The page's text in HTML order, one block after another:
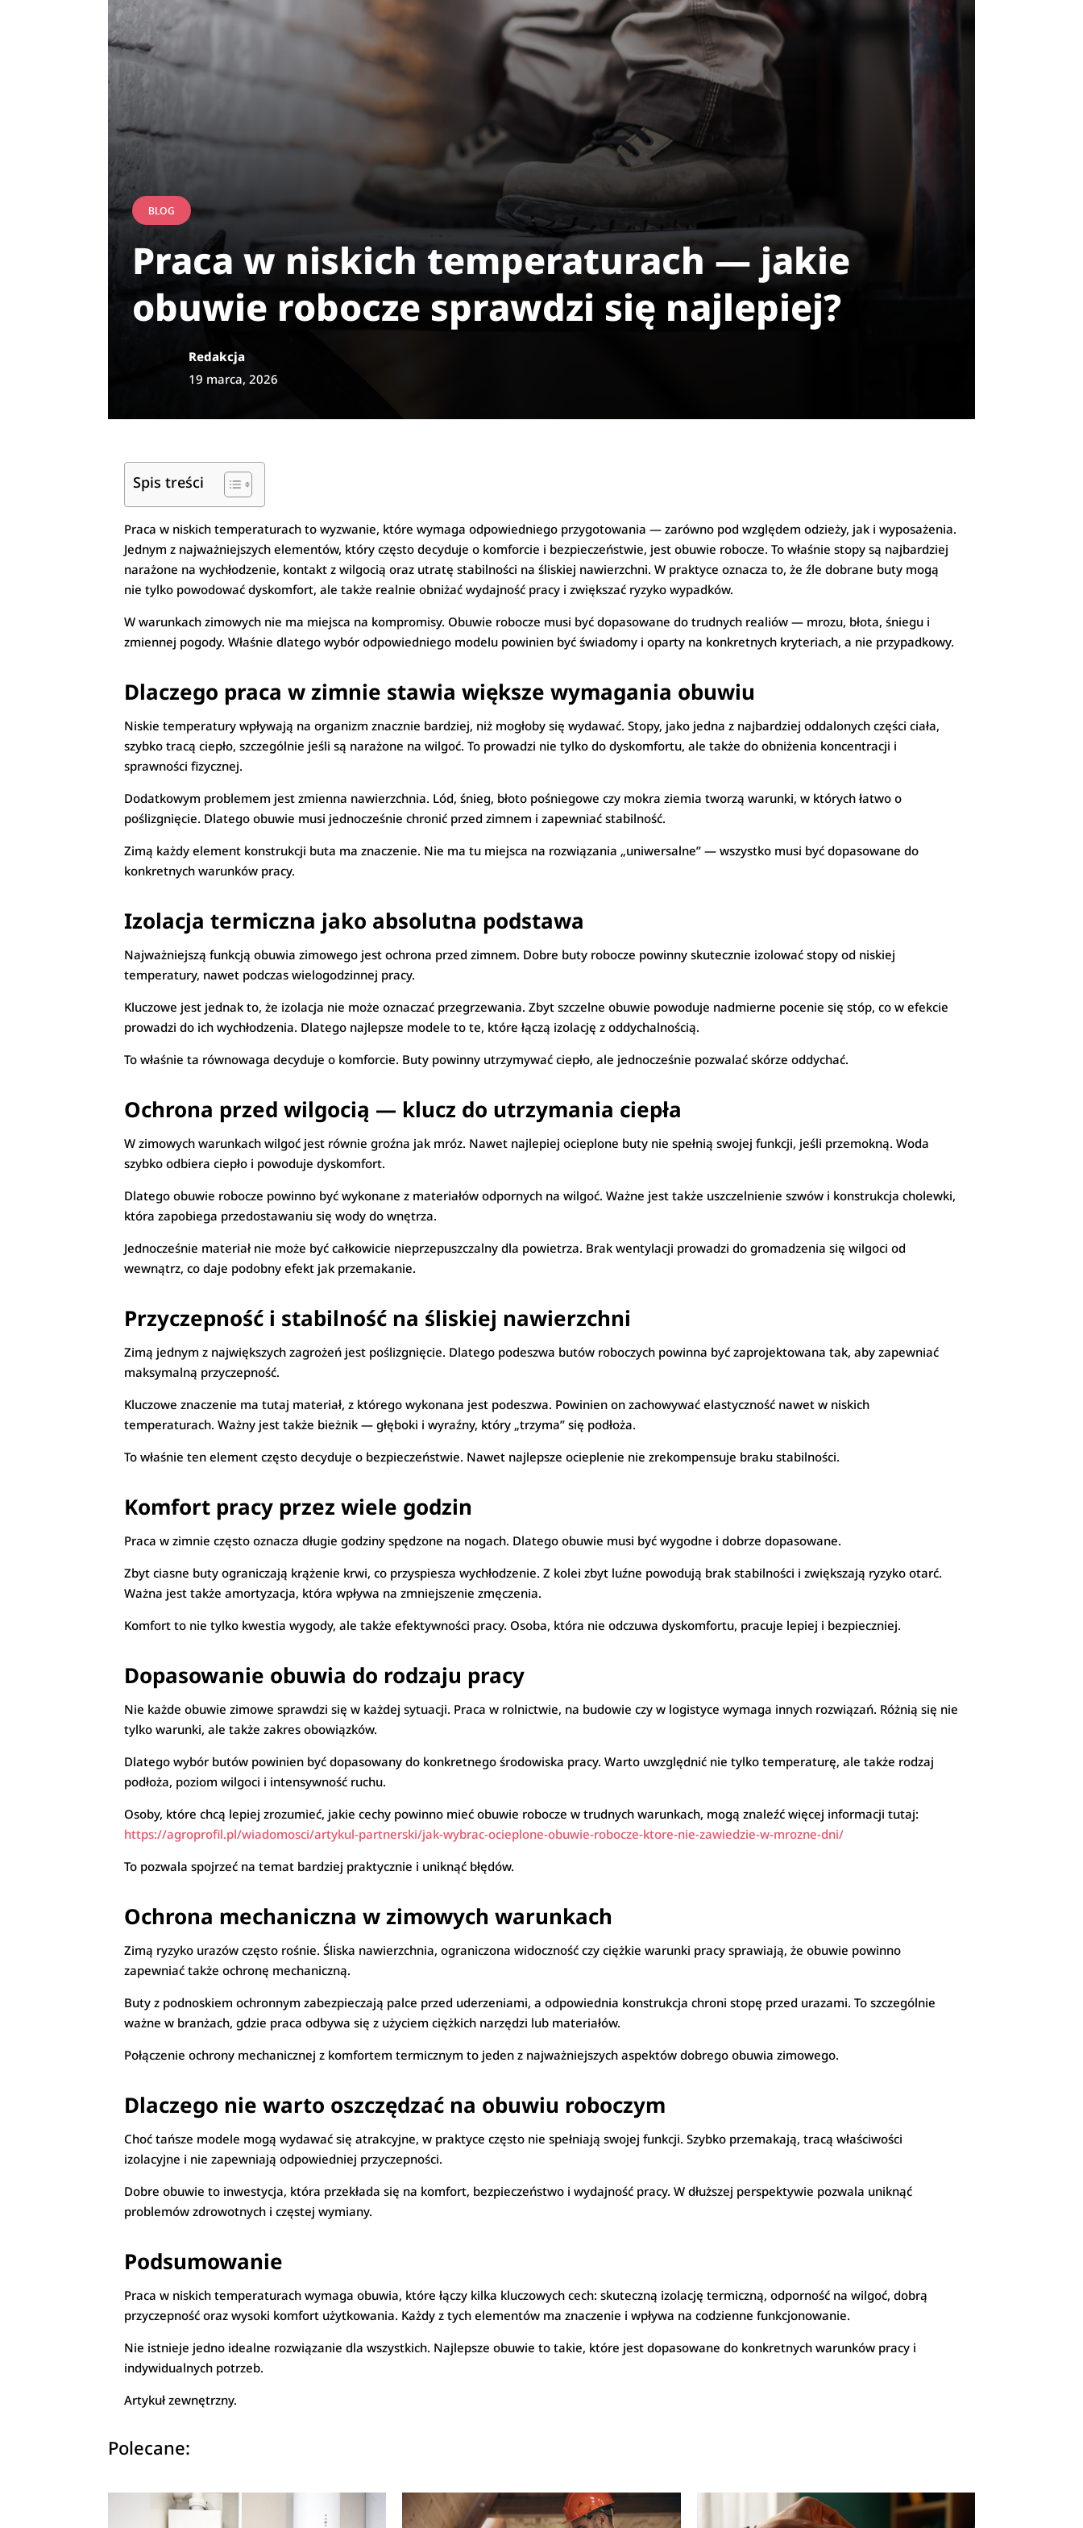
BLOG
Praca w niskich temperaturach — jakie
obuwie robocze sprawdzi się najlepiej?
Redakcja
19 marca, 2026
Spis treści
Praca w niskich temperaturach to wyzwanie, które wymaga odpowiedniego przygotowania — zarówno pod względem odzieży, jak i wyposażenia.
Jednym z najważniejszych elementów, który często decyduje o komforcie i bezpieczeństwie, jest obuwie robocze. To właśnie stopy są najbardziej
narażone na wychłodzenie, kontakt z wilgocią oraz utratę stabilności na śliskiej nawierzchni. W praktyce oznacza to, że źle dobrane buty mogą
nie tylko powodować dyskomfort, ale także realnie obniżać wydajność pracy i zwiększać ryzyko wypadków.
W warunkach zimowych nie ma miejsca na kompromisy. Obuwie robocze musi być dopasowane do trudnych realiów — mrozu, błota, śniegu i
zmiennej pogody. Właśnie dlatego wybór odpowiedniego modelu powinien być świadomy i oparty na konkretnych kryteriach, a nie przypadkowy.
Dlaczego praca w zimnie stawia większe wymagania obuwiu
Niskie temperatury wpływają na organizm znacznie bardziej, niż mogłoby się wydawać. Stopy, jako jedna z najbardziej oddalonych części ciała,
szybko tracą ciepło, szczególnie jeśli są narażone na wilgoć. To prowadzi nie tylko do dyskomfortu, ale także do obniżenia koncentracji i
sprawności fizycznej.
Dodatkowym problemem jest zmienna nawierzchnia. Lód, śnieg, błoto pośniegowe czy mokra ziemia tworzą warunki, w których łatwo o
poślizgnięcie. Dlatego obuwie musi jednocześnie chronić przed zimnem i zapewniać stabilność.
Zimą każdy element konstrukcji buta ma znaczenie. Nie ma tu miejsca na rozwiązania „uniwersalne” — wszystko musi być dopasowane do
konkretnych warunków pracy.
Izolacja termiczna jako absolutna podstawa
Najważniejszą funkcją obuwia zimowego jest ochrona przed zimnem. Dobre buty robocze powinny skutecznie izolować stopy od niskiej
temperatury, nawet podczas wielogodzinnej pracy.
Kluczowe jest jednak to, że izolacja nie może oznaczać przegrzewania. Zbyt szczelne obuwie powoduje nadmierne pocenie się stóp, co w efekcie
prowadzi do ich wychłodzenia. Dlatego najlepsze modele to te, które łączą izolację z oddychalnością.
To właśnie ta równowaga decyduje o komforcie. Buty powinny utrzymywać ciepło, ale jednocześnie pozwalać skórze oddychać.
Ochrona przed wilgocią — klucz do utrzymania ciepła
W zimowych warunkach wilgoć jest równie groźna jak mróz. Nawet najlepiej ocieplone buty nie spełnią swojej funkcji, jeśli przemokną. Woda
szybko odbiera ciepło i powoduje dyskomfort.
Dlatego obuwie robocze powinno być wykonane z materiałów odpornych na wilgoć. Ważne jest także uszczelnienie szwów i konstrukcja cholewki,
która zapobiega przedostawaniu się wody do wnętrza.
Jednocześnie materiał nie może być całkowicie nieprzepuszczalny dla powietrza. Brak wentylacji prowadzi do gromadzenia się wilgoci od
wewnątrz, co daje podobny efekt jak przemakanie.
Przyczepność i stabilność na śliskiej nawierzchni
Zimą jednym z największych zagrożeń jest poślizgnięcie. Dlatego podeszwa butów roboczych powinna być zaprojektowana tak, aby zapewniać
maksymalną przyczepność.
Kluczowe znaczenie ma tutaj materiał, z którego wykonana jest podeszwa. Powinien on zachowywać elastyczność nawet w niskich
temperaturach. Ważny jest także bieżnik — głęboki i wyraźny, który „trzyma” się podłoża.
To właśnie ten element często decyduje o bezpieczeństwie. Nawet najlepsze ocieplenie nie zrekompensuje braku stabilności.
Komfort pracy przez wiele godzin
Praca w zimnie często oznacza długie godziny spędzone na nogach. Dlatego obuwie musi być wygodne i dobrze dopasowane.
Zbyt ciasne buty ograniczają krążenie krwi, co przyspiesza wychłodzenie. Z kolei zbyt luźne powodują brak stabilności i zwiększają ryzyko otarć.
Ważna jest także amortyzacja, która wpływa na zmniejszenie zmęczenia.
Komfort to nie tylko kwestia wygody, ale także efektywności pracy. Osoba, która nie odczuwa dyskomfortu, pracuje lepiej i bezpieczniej.
Dopasowanie obuwia do rodzaju pracy
Nie każde obuwie zimowe sprawdzi się w każdej sytuacji. Praca w rolnictwie, na budowie czy w logistyce wymaga innych rozwiązań. Różnią się nie
tylko warunki, ale także zakres obowiązków.
Dlatego wybór butów powinien być dopasowany do konkretnego środowiska pracy. Warto uwzględnić nie tylko temperaturę, ale także rodzaj
podłoża, poziom wilgoci i intensywność ruchu.
Osoby, które chcą lepiej zrozumieć, jakie cechy powinno mieć obuwie robocze w trudnych warunkach, mogą znaleźć więcej informacji tutaj:
https://agroprofil.pl/wiadomosci/artykul-partnerski/jak-wybrac-ocieplone-obuwie-robocze-ktore-nie-zawiedzie-w-mrozne-dni/
To pozwala spojrzeć na temat bardziej praktycznie i uniknąć błędów.
Ochrona mechaniczna w zimowych warunkach
Zimą ryzyko urazów często rośnie. Śliska nawierzchnia, ograniczona widoczność czy ciężkie warunki pracy sprawiają, że obuwie powinno
zapewniać także ochronę mechaniczną.
Buty z podnoskiem ochronnym zabezpieczają palce przed uderzeniami, a odpowiednia konstrukcja chroni stopę przed urazami. To szczególnie
ważne w branżach, gdzie praca odbywa się z użyciem ciężkich narzędzi lub materiałów.
Połączenie ochrony mechanicznej z komfortem termicznym to jeden z najważniejszych aspektów dobrego obuwia zimowego.
Dlaczego nie warto oszczędzać na obuwiu roboczym
Choć tańsze modele mogą wydawać się atrakcyjne, w praktyce często nie spełniają swojej funkcji. Szybko przemakają, tracą właściwości
izolacyjne i nie zapewniają odpowiedniej przyczepności.
Dobre obuwie to inwestycja, która przekłada się na komfort, bezpieczeństwo i wydajność pracy. W dłuższej perspektywie pozwala uniknąć
problemów zdrowotnych i częstej wymiany.
Podsumowanie
Praca w niskich temperaturach wymaga obuwia, które łączy kilka kluczowych cech: skuteczną izolację termiczną, odporność na wilgoć, dobrą
przyczepność oraz wysoki komfort użytkowania. Każdy z tych elementów ma znaczenie i wpływa na codzienne funkcjonowanie.
Nie istnieje jedno idealne rozwiązanie dla wszystkich. Najlepsze obuwie to takie, które jest dopasowane do konkretnych warunków pracy i
indywidualnych potrzeb.
Artykuł zewnętrzny.
Polecane: